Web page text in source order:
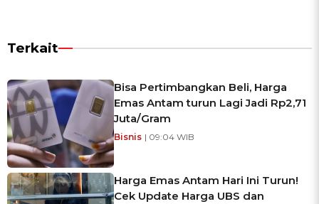
Terkait
Bisa Pertimbangkan Beli, Harga
Emas Antam turun Lagi Jadi Rp2,71
Juta/Gram
Bisnis | 09:04 WIB
Harga Emas Antam Hari Ini Turun!
Cek Update Harga UBS dan